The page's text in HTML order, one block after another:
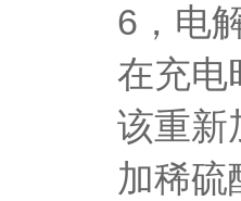
6，电
在充电
该重新
加稀硫